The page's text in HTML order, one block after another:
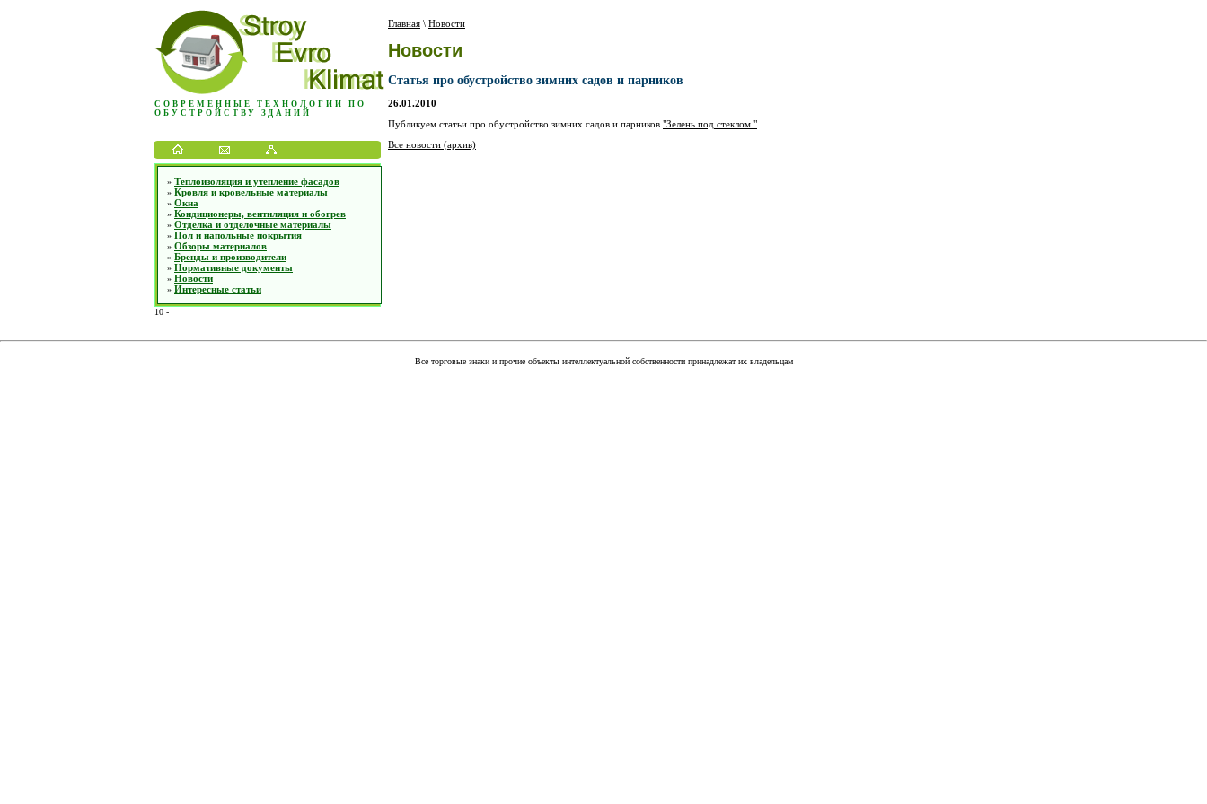
СОВРЕМЕННЫЕ ТЕХНОЛОГИИ ПО
ОБУСТРОЙСТВУ ЗДАНИЙ
» Теплоизоляция и утепление фасадов
» Кровля и кровельные материалы
» Окна
» Кондиционеры, вентиляция и обогрев
» Отделка и отделочные материалы
» Пол и напольные покрытия
» Обзоры материалов
» Бренды и производители
» Нормативные документы
» Новости
» Интересные статьи
10 -
Главная \ Новости
Новости
Статья про обустройство зимних садов и парников
26.01.2010
Публикуем статьи про обустройство зимних садов и парников "Зелень под стеклом "
Все новости (архив)
Все торговые знаки и прочие объекты интеллектуальной собственности принадлежат их владельцам